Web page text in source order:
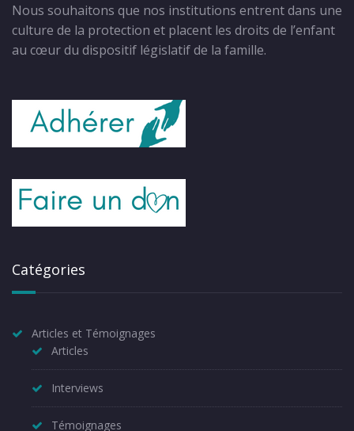
Nous souhaitons que nos institutions entrent dans une
culture de la protection et placent les droits de l’enfant
au cœur du dispositif législatif de la famille.
Catégories
Articles et Témoignages
Articles
Interviews
Témoignages